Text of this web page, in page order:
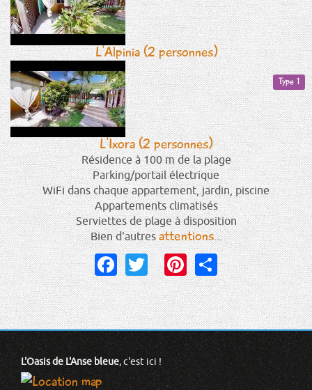
L'Alpinia (2 personnes)
Type 1
L'Ixora (2 personnes)
Résidence à 100 m de la plage
Parking/portail électrique
WiFi dans chaque appartement, jardin, piscine
Appartements climatisés
Serviettes de plage à disposition
Bien d'autresattentions...
Facebook
TwitterPinterest
Share
L'Oasis de L'Anse bleue, c'est ici !